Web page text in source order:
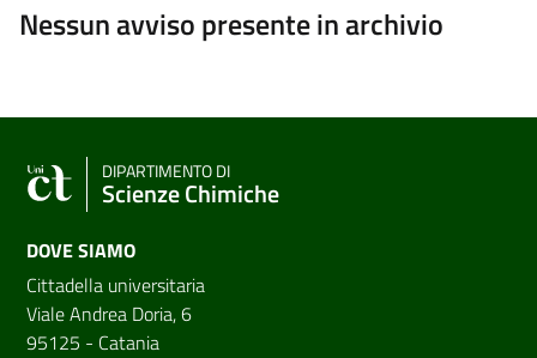
Nessun avviso presente in archivio
DIPARTIMENTO DI
Scienze Chimiche
DOVE SIAMO
Cittadella universitaria
Viale Andrea Doria, 6
95125 - Catania